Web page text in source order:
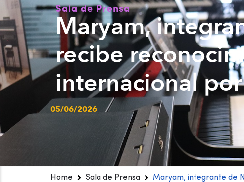
Sala de Prensa
Maryam,
recibe
internacional
05/06/2026
Home Sala de Prensa Maryam, integrante de